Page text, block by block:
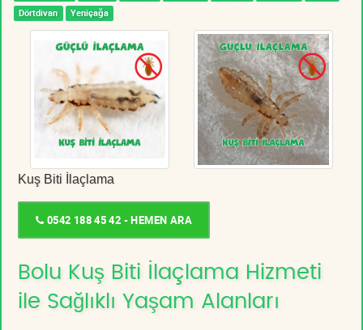
Dörtdivan
Yeniçağa
Kuş Biti İlaçlama
0542 188 45 42 - HEMEN ARA
Bolu Kuş Biti İlaçlama Hizmeti
ile Sağlıklı Yaşam Alanları